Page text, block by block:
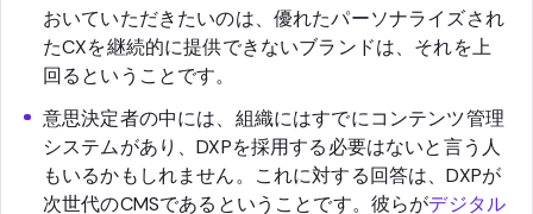
おいていただきたいのは、優れたパーソナライズされ
たCXを継続的に提供できないブランドは、それを上
回るということです。
意思決定者の中には、組織にはすでにコンテンツ管理
システムがあり、DXPを採用する必要はないと言う人
もいるかもしれません。これに対する回答は、DXPが
次世代のCMSであるということです。彼らがデジタル